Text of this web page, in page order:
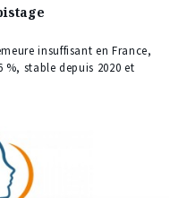
insuffisant en France,
stable depuis 2020 et